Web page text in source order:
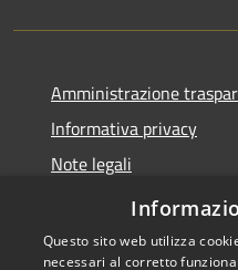
Amministrazione
Informativa privacy
Note legali
Dichiarazione di
Questo sito web utilizza
necessari al corretto